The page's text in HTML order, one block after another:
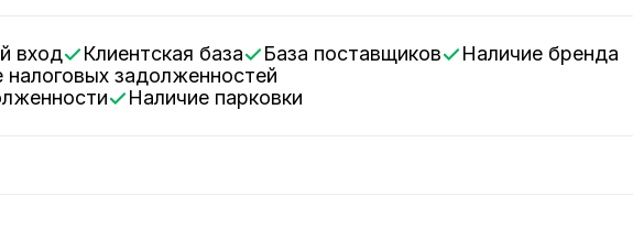
вход Клиентская база База поставщиков
Наличие бренда
налоговых задолженностей
Наличие парковки